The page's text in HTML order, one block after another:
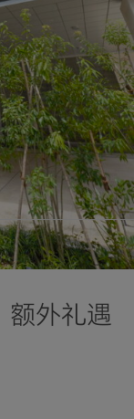
西
额外礼遇